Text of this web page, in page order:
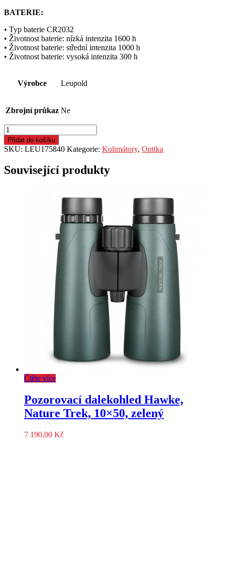
BATERIE:
• Typ baterie CR2032
• Životnost baterie: nízká intenzita 1600 h
• Životnost baterie: střední intenzita 1000 h
• Životnost baterie: vysoká intenzita 300 h
Výrobce Leupold
Zbrojní průkaz Ne
Reflexní
kolimátor
Leupold,
PRO,
zámerný
Přidat do košíku
SKU: LEU175840 Kategorie: Kolimátory, Optika
Související produkty
Čtěte více
Pozorovací dalekohled Hawke,
Nature Trek, 10×50, zelený
7 190,00 Kč